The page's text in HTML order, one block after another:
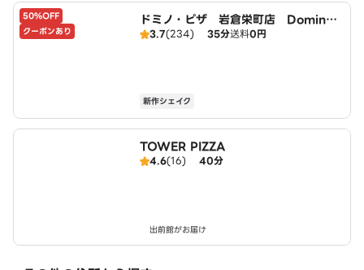
50%OFF
クーポンあり
ドミノ・ピザ 岩倉栄町店 Domin
o's3.7(234) 35分送料0円
新作シェイク
TOWER PIZZA
4.6(16) 40分
出前館がお届け